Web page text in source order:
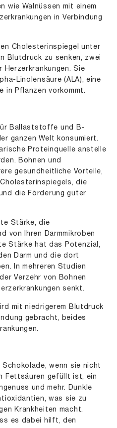
wie Walnüssen mit einem
in Verbindung
Cholesterinspiegel unter
Blutdruck zu senken, zwei
Sie
Linolensäure (ALA), eine
in Pflanzen vorkommt.
Ballaststoffe und B-
ganzen Welt konsumiert.
Proteinquelle anstelle
Bohnen und
gesundheitliche Vorteile,
die
die Förderung guter
Stärke, die
von Ihren Darmmikroben
Stärke hat das Potenzial,
Darm und die dort
In mehreren Studien
Verzehr von Bohnen
senkt.
mit niedrigerem Blutdruck
gebracht, beides
wenn sie nicht
Fettsäuren gefüllt ist, ein
und mehr. Dunkle
was sie zu
Krankheiten macht.
es dabei hilft, den